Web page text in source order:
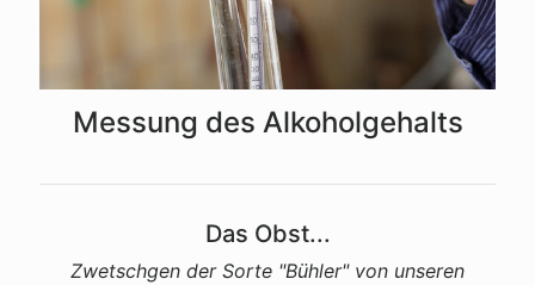
Messung des Alkoholgehalts
Das Obst...
Zwetschgen der Sorte "Bühler" von unseren